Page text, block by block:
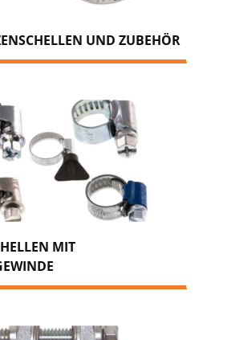
UND ZUBEHÖR
MIT